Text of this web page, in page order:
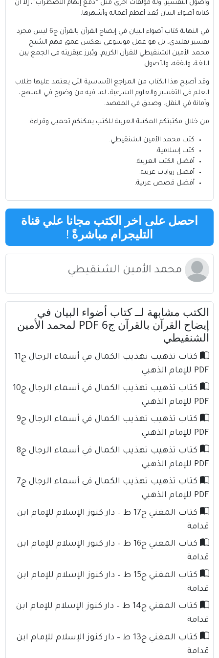
وأصول التفسير، وله مؤلفات أخرى مثل “دفع إيهام الاضطراب”، إلا أن
كتابه أضواء البيان يُعد أعظم أعماله وأشهرها.
في النهاية كتاب أضواء البيان في إيضاح القرآن بالقرآن ج6 ليس مجرد
تفسير تقليدي، بل هو عمل موسوعي يعكس عمق فهم الشيخ
محمد الأمين الشنقيطي للقرآن الكريم، ويُبرز عبقريته في الجمع بين
اللغة، والفقه، والأصول.
وقد أصبح هذا الكتاب من المراجع الأساسية التي يعتمد عليها طلاب
العلم في التفسير والعلوم الشرعية، لما فيه من وضوح في المنهج،
وأمانة في النقل، وصدق في المقصد.
من خلال مكتبتكم المكتبة العربية للكتب يمكنكم تحميل وقراءة:
كتب محمد الأمين الشنقيطي.
كتب إسلامية.
أفضل الكتب العربية.
أفضل روايات عربيه.
أفضل قصص عربية.
احصل على اخر الكتب مجانا علي قناة
التليجرام مباشرةً !
محمد الأمين الشنقيطي
الكتب مشابهة لــ كتاب أضواء البيان في
إيضاح القرآن بالقرآن ج6 PDF لمحمد الأمين
الشنقيطي
كتاب تذهيب تهذيب الكمال في أسماء الرجال ج11
PDF للإمام الذهبي
كتاب تذهيب تهذيب الكمال في أسماء الرجال ج10
PDF للإمام الذهبي
كتاب تذهيب تهذيب الكمال في أسماء الرجال ج9
PDF للإمام الذهبي
كتاب تذهيب تهذيب الكمال في أسماء الرجال ج8
PDF للإمام الذهبي
كتاب تذهيب تهذيب الكمال في أسماء الرجال ج7
PDF للإمام الذهبي
كتاب المغني ج17 ط – دار كنوز الإسلام للإمام ابن
قدامة
كتاب المغني ج16 ط – دار كنوز الإسلام للإمام ابن
قدامة
كتاب المغني ج15 ط – دار كنوز الإسلام للإمام ابن
قدامة
كتاب المغني ج14 ط – دار كنوز الإسلام للإمام ابن
قدامة
كتاب المغني ج13 ط – دار كنوز الإسلام للإمام ابن
قدامة